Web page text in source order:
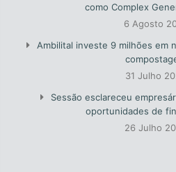
como Complex
6 Agosto
Ambilital investe 9 milhões em
31 Julho
Sessão esclareceu
oportunidades de
26 Julho